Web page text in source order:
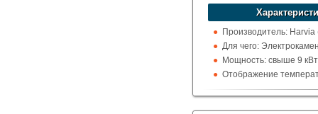
устроит?
Указать цену
Производитель:
Для чего:
Мощность: свыше 9 кВт
Отображение
цельсия